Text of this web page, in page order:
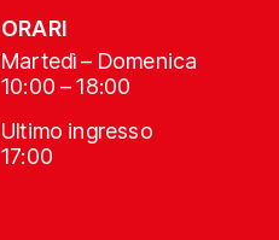
ORARI
Martedì – Domenica
10:00 – 18:00
Ultimo ingresso
17:00